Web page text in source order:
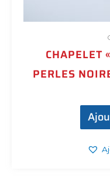
CHAPELET
PERLES